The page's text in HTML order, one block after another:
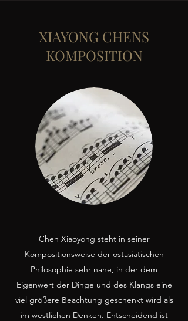
XIAYONG CHENS
KOMPOSITION
Chen Xiaoyong steht in seiner
Kompositionsweise der ostasiatischen
Philosophie sehr nahe, in der dem
Eigenwert der Dinge und des Klangs eine
viel größere Beachtung geschenkt wird als
im westlichen Denken. Entscheidend ist